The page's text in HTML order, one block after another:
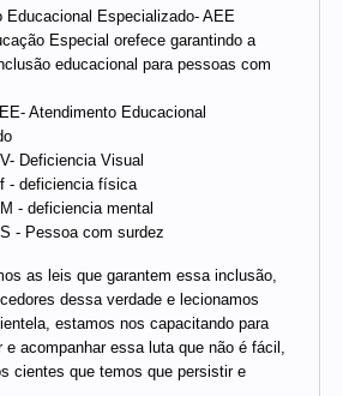
Educacional Especializado- AEE
Especial orefece garantindo a
educacional para pessoas com
Atendimento Educacional
Deficiencia Visual
- deficiencia física
- deficiencia mental
- Pessoa com surdez
as leis que garantem essa inclusão,
dessa verdade e lecionamos
estamos nos capacitando para
acompanhar essa luta que não é fácil,
cientes que temos que persistir e